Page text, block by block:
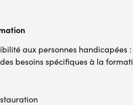
aux personnes handicapées
besoins spécifiques à la